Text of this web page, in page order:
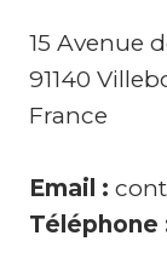
15 Avenue
91140
France
Email :
Téléphone